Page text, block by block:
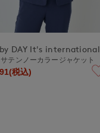
by DAY It's international
テンノーカラージャケット
税込)